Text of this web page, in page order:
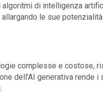
di intelligenza
le sue
complesse e costose,
dell’AI generativa rende